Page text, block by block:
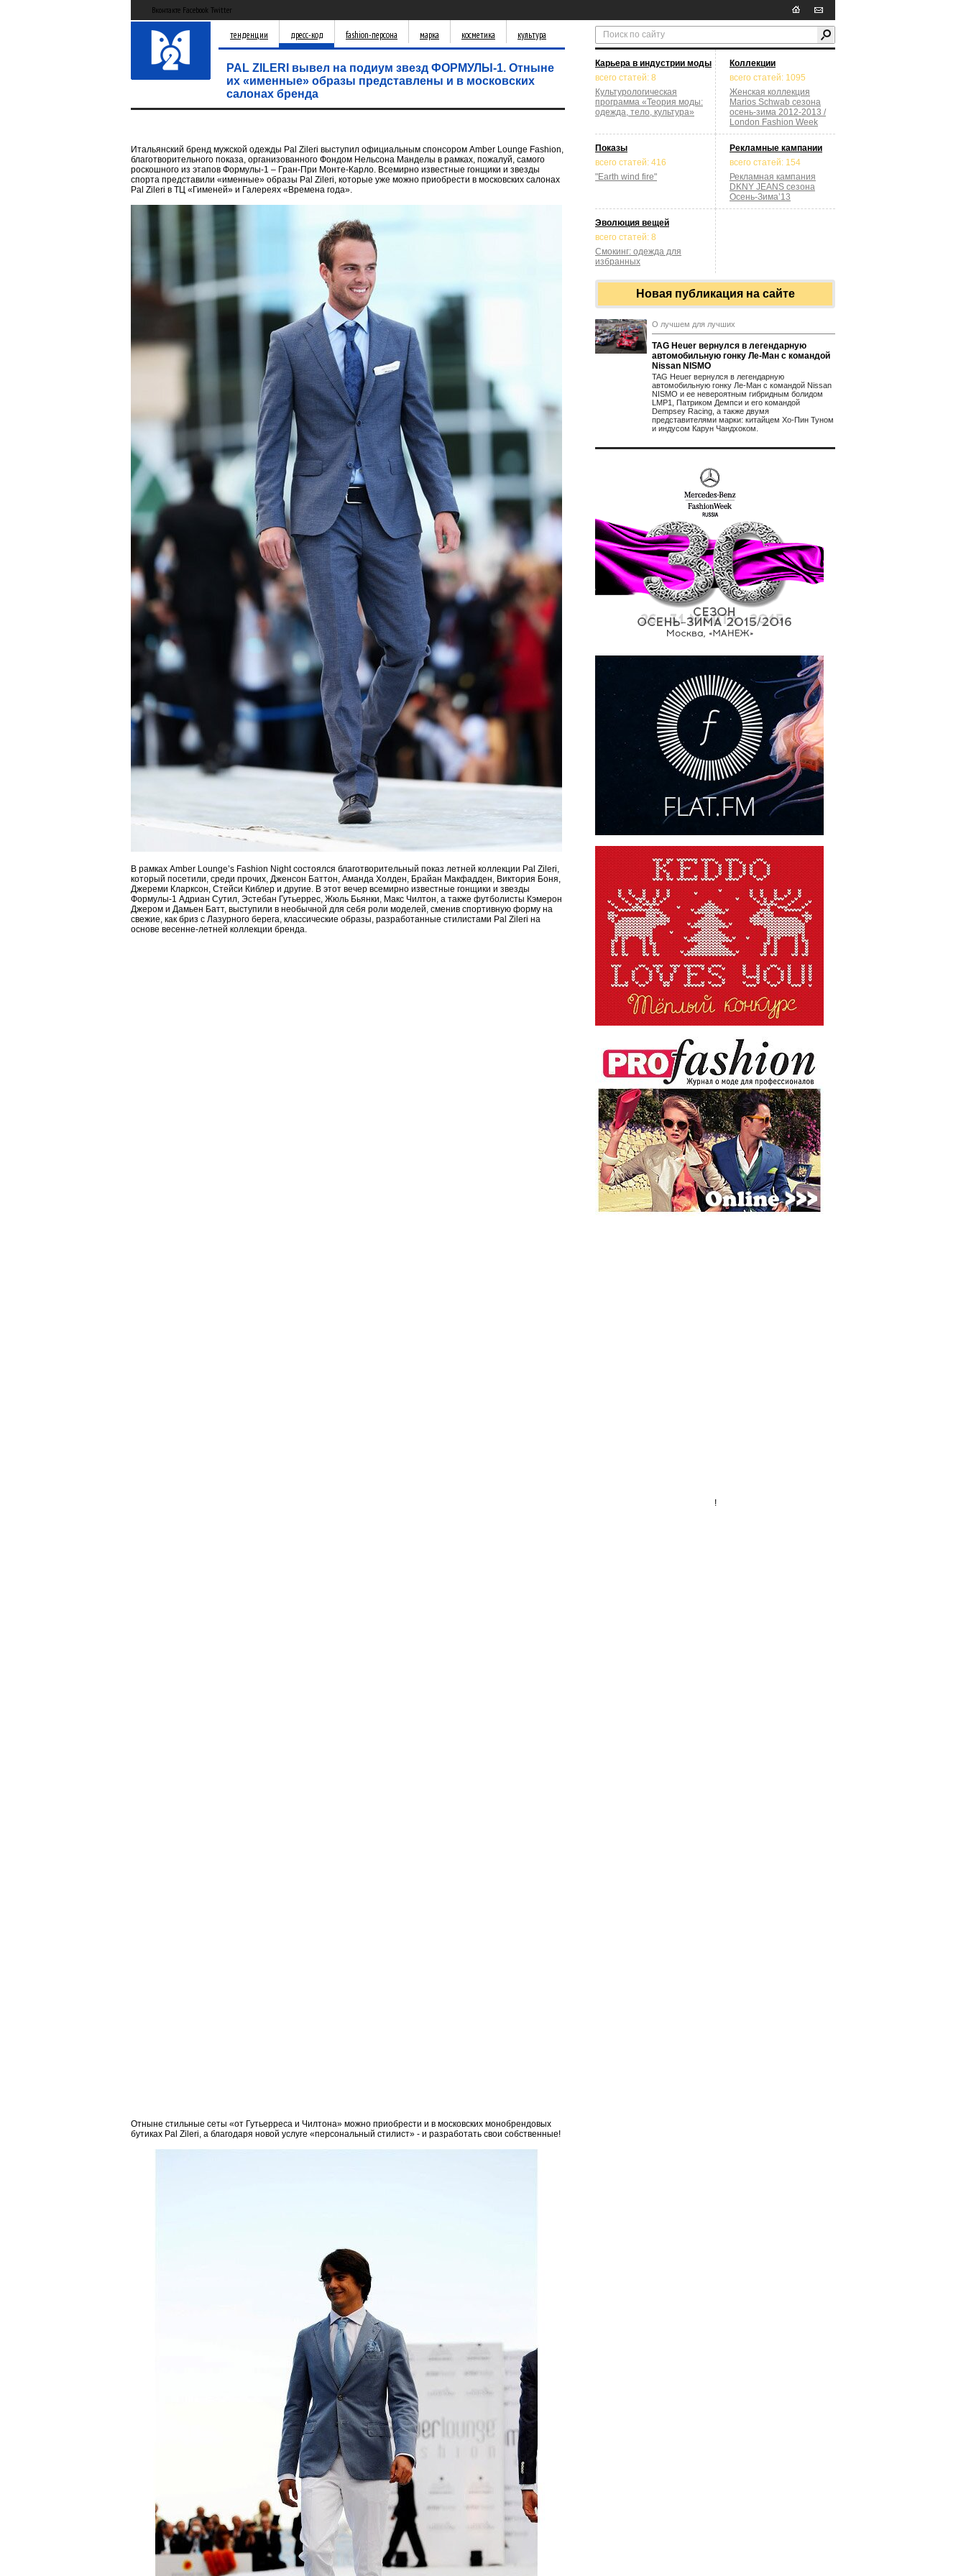
Вконтакте Facebook Twitter
тенденции дресс-код fashion-персона марка косметика культура
PAL ZILERI вывел на подиум звезд ФОРМУЛЫ-1. Отныне
их «именные» образы представлены и в московских
салонах бренда
Итальянский бренд мужской одежды Pal Zileri выступил официальным спонсором Amber Lounge Fashion,
благотворительного показа, организованного Фондом Нельсона Манделы в рамках, пожалуй, самого
роскошного из этапов Формулы-1 – Гран-При Монте-Карло. Всемирно известные гонщики и звезды
спорта представили «именные» образы Pal Zileri, которые уже можно приобрести в московских салонах
Pal Zileri в ТЦ «Гименей» и Галереях «Времена года».
В рамках Amber Lounge’s Fashion Night состоялся благотворительный показ летней коллекции Pal Zileri,
который посетили, среди прочих, Дженсон Баттон, Аманда Холден, Брайан Макфадден, Виктория Боня,
Джереми Кларксон, Стейси Киблер и другие. В этот вечер всемирно известные гонщики и звезды
Формулы-1 Адриан Сутил, Эстебан Гутьеррес, Жюль Бьянки, Макс Чилтон, а также футболисты Кэмерон
Джером и Дамьен Батт, выступили в необычной для себя роли моделей, сменив спортивную форму на
свежие, как бриз с Лазурного берега, классические образы, разработанные стилистами Pal Zileri на
основе весенне-летней коллекции бренда.
Отныне стильные сеты «от Гутьерреса и Чилтона» можно приобрести и в московских монобрендовых
бутиках Pal Zileri, а благодаря новой услуге «персональный стилист» - и разработать свои собственные!
Карьера в индустрии моды
всего статей: 8
Культурологическая
программа «Теория моды:
одежда, тело, культура»
Коллекции
всего статей: 1095
Женская коллекция
Marios Schwab сезона
осень-зима 2012-2013 /
London Fashion Week
Показы
всего статей: 416
"Earth wind fire"
Рекламные кампании
всего статей: 154
Рекламная кампания
DKNY JEANS сезона
Осень-Зима’13
Эволюция вещей
всего статей: 8
Смокинг: одежда для
избранных
Новая публикация на сайте
О лучшем для лучших
TAG Heuer вернулся в легендарную
автомобильную гонку Ле-Ман с командой
Nissan NISMO
TAG Heuer вернулся в легендарную
автомобильную гонку Ле-Ман с командой Nissan
NISMO и ее невероятным гибридным болидом
LMP1, Патриком Демпси и его командой
Dempsey Racing, а также двумя
представителями марки: китайцем Хо-Пин Туном
и индусом Карун Чандхоком.
!